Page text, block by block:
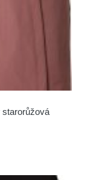
starorůžová